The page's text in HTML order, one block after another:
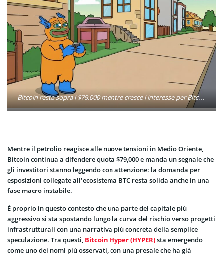
Bitcoin resta sopra i $79.000 mentre cresce l’interesse per Bitcoin Hyper. La presale supera $32,6 milioni tra staking al 36% e focus sull’utility Layer 2.
Mentre il petrolio reagisce alle nuove tensioni in Medio Oriente,
Bitcoin continua a difendere quota $79,000 e manda un segnale che
gli investitori stanno leggendo con attenzione: la domanda per
esposizioni collegate all’ecosistema BTC resta solida anche in una
fase macro instabile.
È proprio in questo contesto che una parte del capitale più
aggressivo si sta spostando lungo la curva del rischio verso progetti
infrastrutturali con una narrativa più concreta della semplice
speculazione. Tra questi, Bitcoin Hyper (HYPER)sta emergendo
come uno dei nomi più osservati, con una presale che ha già